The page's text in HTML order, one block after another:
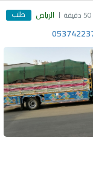
الرياض طلب